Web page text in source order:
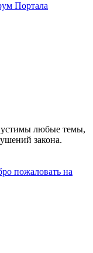
Портала
любые темы,
закона.
пожаловать на